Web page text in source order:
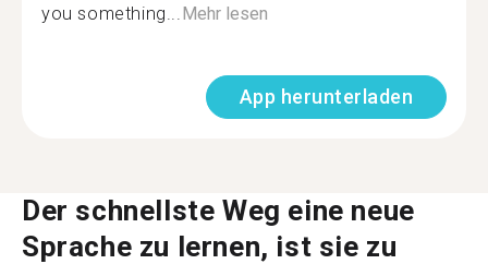
you something... Mehr lesen
App herunterladen
Der schnellste Weg eine neue
Sprache zu lernen, ist sie zu